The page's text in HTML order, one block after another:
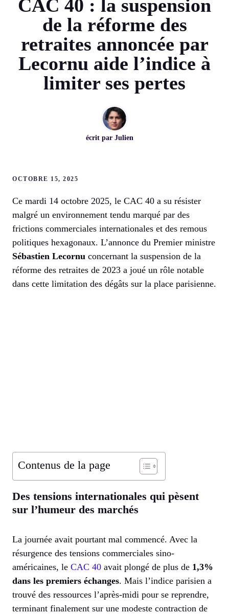
CAC 40 : la suspension
de la réforme des
retraites annoncée par
Lecornu aide l’indice à
limiter ses pertes
écrit par Julien
OCTOBRE 15, 2025
Ce mardi 14 octobre 2025, le CAC 40 a su résister
malgré un environnement tendu marqué par des
frictions commerciales internationales et des remous
politiques hexagonaux. L’annonce du Premier ministre
Sébastien Lecornu concernant la suspension de la
réforme des retraites de 2023 a joué un rôle notable
dans cette limitation des dégâts sur la place parisienne.
Contenus de la page
Des tensions internationales qui pèsent
sur l’humeur des marchés
La journée avait pourtant mal commencé. Avec la
résurgence des tensions commerciales sino-
américaines, le CAC 40 avait plongé de plus de 1,3%
dans les premiers échanges. Mais l’indice parisien a
trouvé des ressources l’après-midi pour se reprendre,
terminant finalement sur une modeste contraction de